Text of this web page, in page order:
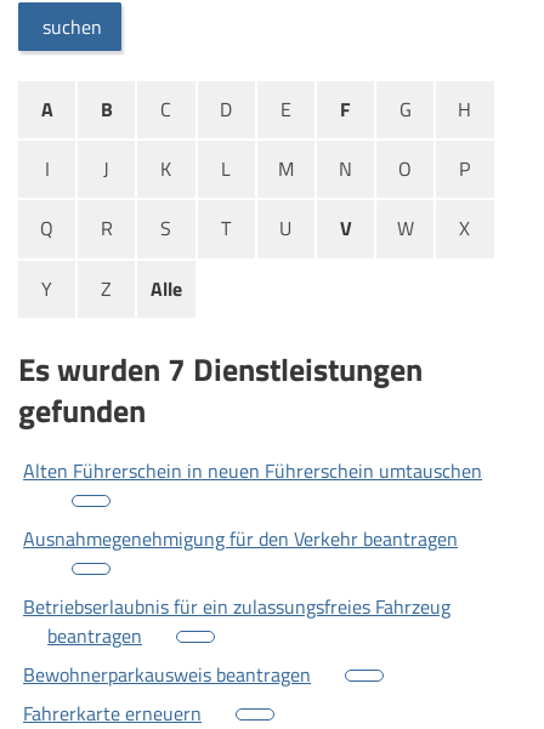
suchen
A B C D E F G H
I J K L M N O P
Q R S T U V W X
Y Z Alle
Es wurden 7 Dienstleistungen
gefunden
Alten Führerschein in neuen Führerschein umtauschen
Ausnahmegenehmigung für den Verkehr beantragen
Betriebserlaubnis für ein zulassungsfreies Fahrzeug
beantragen
Bewohnerparkausweis beantragen
Fahrerkarte erneuern